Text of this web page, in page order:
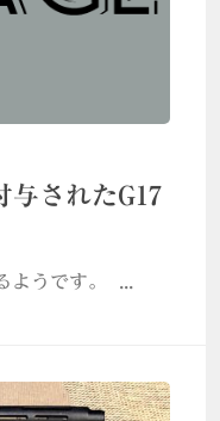
されたG17
ようです。 ...